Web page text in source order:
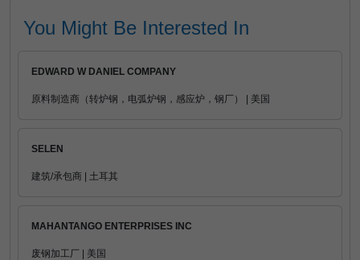
You Might Be Interested In
EDWARD W DANIEL COMPANY
原料制造商（转炉钢，电弧炉钢，感应炉，钢厂） | 美国
SELEN
建筑/承包商 | 土耳其
MAHANTANGO ENTERPRISES INC
废钢加工厂 | 美国